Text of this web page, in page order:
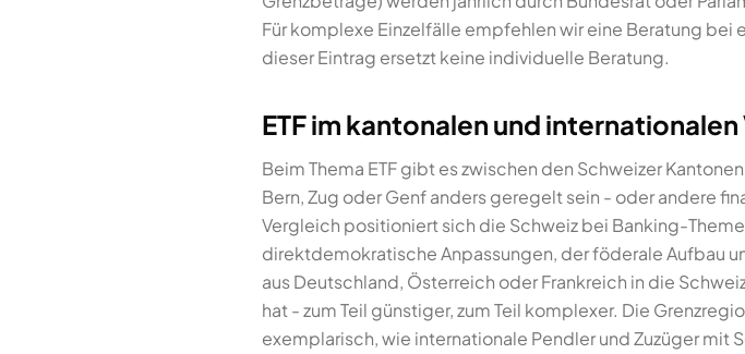
Für komplexe Einzelfälle empfehlen wir eine Beratung bei
dieser Eintrag ersetzt keine individuelle Beratung.
ETF im kantonalen und
Beim Thema ETF gibt es zwischen den Schweizer
Bern, Zug oder Genf anders geregelt sein - oder andere
Vergleich positioniert sich die Schweiz bei Banking-
direktdemokratische Anpassungen, der föderale Aufbau
aus Deutschland, Österreich oder Frankreich in die
hat - zum Teil günstiger, zum Teil komplexer. Die
exemplarisch, wie internationale Pendler und Zuzüger mit